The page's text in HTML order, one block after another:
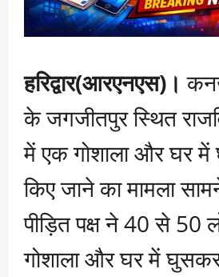
हरिद्वार(आरएनएस)।
के जगजीतपुर स्थित
में एक गोशाला और घर
किए जाने का मामला
पीड़ित पक्ष ने 40 से 50
गोशाला और घर में